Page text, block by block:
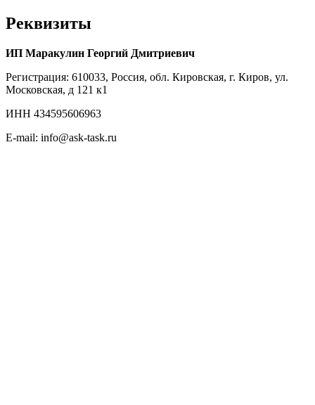
Реквизиты
ИП Маракулин Георгий Дмитриевич
Регистрация: 610033, Россия, обл. Кировская, г. Киров, ул.
Московская, д 121 к1
ИНН 434595606963
E-mail: info@ask-task.ru